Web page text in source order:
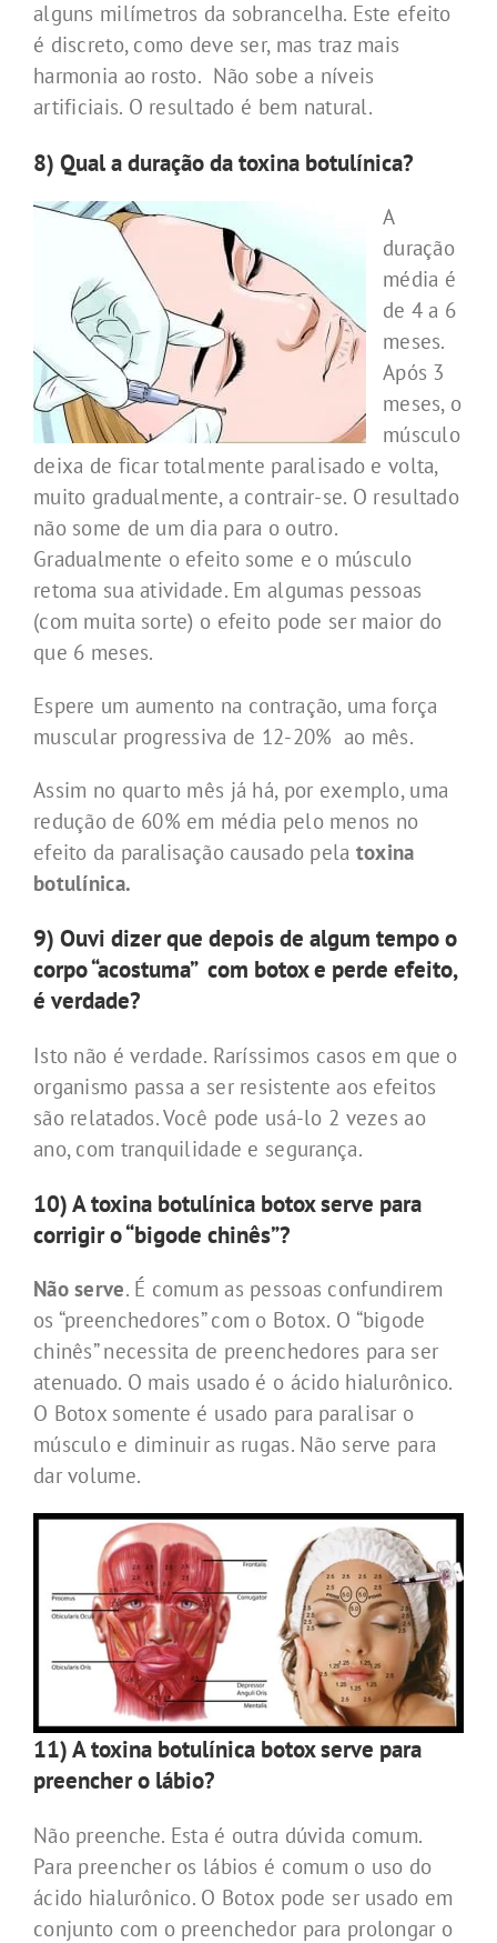
alguns milímetros da sobrancelha. Este efeito
é discreto, como deve ser, mas traz mais
harmonia ao rosto. Não sobe a níveis
artificiais. O resultado é bem natural.
8) Qual a duração da toxina botulínica?
A
duração
média é
de 4 a 6
meses.
Após 3
meses, o
músculo
deixa de ficar totalmente paralisado e volta,
muito gradualmente, a contrair-se. O resultado
não some de um dia para o outro.
Gradualmente o efeito some e o músculo
retoma sua atividade. Em algumas pessoas
(com muita sorte) o efeito pode ser maior do
que 6 meses.
Espere um aumento na contração, uma força
muscular progressiva de 12-20% ao mês.
Assim no quarto mês já há, por exemplo, uma
redução de 60% em média pelo menos no
efeito da paralisação causado pela toxina
botulínica.
9) Ouvi dizer que depois de algum tempo o
corpo “acostuma” com botox e perde efeito,
é verdade?
Isto não é verdade. Raríssimos casos em que o
organismo passa a ser resistente aos efeitos
são relatados. Você pode usá-lo 2 vezes ao
ano, com tranquilidade e segurança.
10) A toxina botulínica botox serve para
corrigir o “bigode chinês”?
Não serve. É comum as pessoas confundirem
os “preenchedores” com o Botox. O “bigode
chinês” necessita de preenchedores para ser
atenuado. O mais usado é o ácido hialurônico.
O Botox somente é usado para paralisar o
músculo e diminuir as rugas. Não serve para
dar volume.
11) A toxina botulínica botox serve para
preencher o lábio?
Não preenche. Esta é outra dúvida comum.
Para preencher os lábios é comum o uso do
ácido hialurônico. O Botox pode ser usado em
conjunto com o preenchedor para prolongar o